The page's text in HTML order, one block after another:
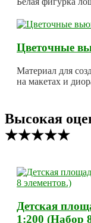
Цветочные
Материал для
на макетах и
Высокая
★★★★★
Детская
1:200 (Набор